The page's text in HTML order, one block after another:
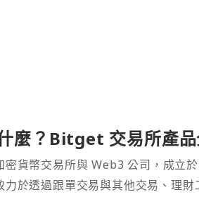
麼？Bitget 交易所產品
貨幣交易所與 Web3 公司，成立
於透過跟單交易與其他交易、理財